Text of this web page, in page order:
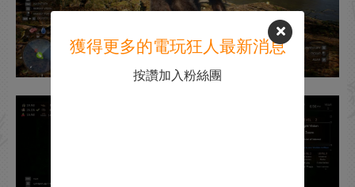
獲得更多的電玩狂人最新消息
按讚加入粉絲團